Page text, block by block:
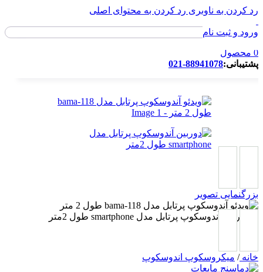
رد کردن به ناوبری رد کردن به محتوای اصلی
ورود و ثبت نام
ورود / ثبت نام
0 محصول
پشتیبانی:88941078-021
بزرگنمایی تصویر
خانه/ میکروسکوپ اندوسکوپ